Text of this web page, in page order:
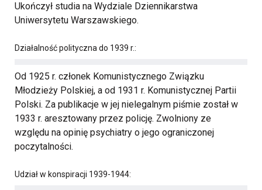
Ukończył studia na Wydziale Dziennikarstwa
Uniwersytetu Warszawskiego.
Działalność polityczna do 1939 r.:
Od 1925 r. członek Komunistycznego Związku
Młodzieży Polskiej, a od 1931 r. Komunistycznej Partii
Polski. Za publikacje w jej nielegalnym piśmie został w
1933 r. aresztowany przez policję. Zwolniony ze
względu na opinię psychiatry o jego ograniczonej
poczytalności.
Udział w konspiracji 1939-1944: